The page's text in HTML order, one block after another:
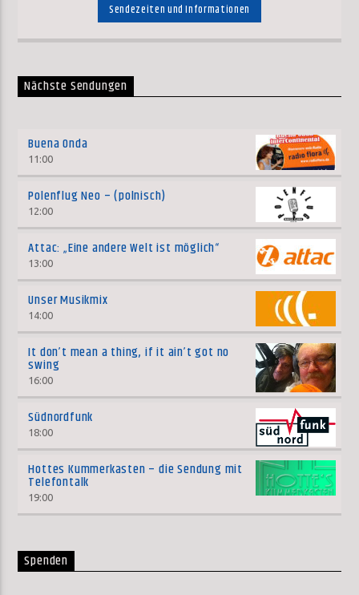
Sendezeiten und Informationen
Nächste Sendungen
Buena Onda
11:00
Polenflug Neo – (polnisch)
12:00
Attac: „Eine andere Welt ist möglich“
13:00
Unser Musikmix
14:00
It don’t mean a thing, if it ain’t got no
swing
16:00
Südnordfunk
18:00
Hottes Kummerkasten – die Sendung mit
Telefontalk
19:00
Spenden